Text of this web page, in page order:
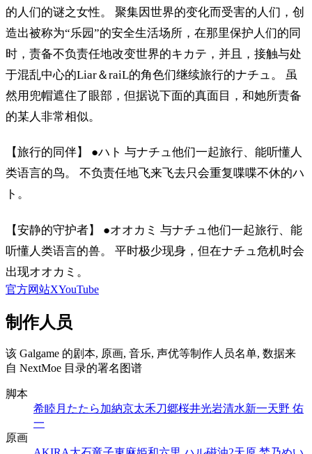
的人们的谜之女性。 聚集因世界的变化而受害的人们，创
造出被称为“乐园”的安全生活场所，在那里保护人们的同
时，责备不负责任地改变世界的キカテ，并且，接触与处
于混乱中心的Liar＆raiL的角色们继续旅行的ナチュ。 虽
然用兜帽遮住了眼部，但据说下面的真面目，和她所责备
的某人非常相似。
【旅行的同伴】 ●ハト 与ナチュ他们一起旅行、能听懂人
类语言的鸟。 不负责任地飞来飞去只会重复喋喋不休的ハ
ト。
【安静的守护者】 ●オオカミ 与ナチュ他们一起旅行、能
听懂人类语言的兽。 平时极少现身，但在ナチュ危机时会
出现オオカミ。
官方网站XYouTube
制作人员
该 Galgame 的剧本, 原画, 音乐, 声优等制作人员名单, 数据来
自 NextMoe 目录的署名图谱
脚本
希睦月たたら加納京太禾刀郷桜井光岩清水新一天野 佑
一
原画